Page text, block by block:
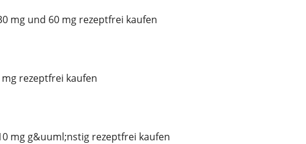
mg und 60 mg rezeptfrei kaufen
rezeptfrei kaufen
mg g&uuml;nstig rezeptfrei kaufen